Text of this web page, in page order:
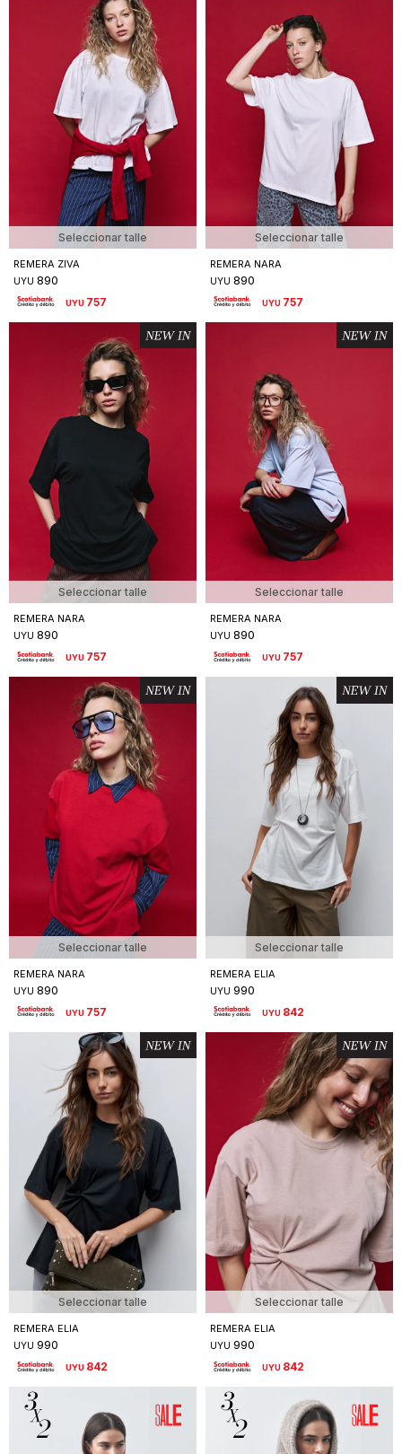
Seleccionar talle
REMERA ZIVA
UYU 890
UYU 757
Seleccionar talle
REMERA NARA
UYU 890
UYU 757
Seleccionar talle
REMERA NARA
UYU 890
UYU 757
Seleccionar talle
REMERA NARA
UYU 890
UYU 757
Seleccionar talle
REMERA NARA
UYU 890
UYU 757
Seleccionar talle
REMERA ELIA
UYU 990
UYU 842
Seleccionar talle
REMERA ELIA
UYU 990
UYU 842
Seleccionar talle
REMERA ELIA
UYU 990
UYU 842